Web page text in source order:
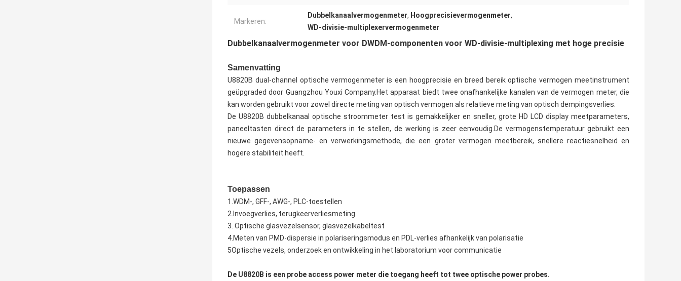
Markeren:
Dubbelkanaalvermogenmeter, Hoogprecisievermogenmeter,
WD-divisie-multiplexervermogenmeter
Dubbelkanaalvermogenmeter voor DWDM-componenten voor WD-divisie-multiplexing met hoge precisie
Samenvatting
U8820B dual-channel optische vermogenmeter is een hoogprecisie en breed bereik optische vermogen meetinstrument
geüpgraded door Guangzhou Youxi Company.Het apparaat biedt twee onafhankelijke kanalen van de vermogen meter, die
kan worden gebruikt voor zowel directe meting van optisch vermogen als relatieve meting van optisch dempingsverlies.
De U8820B dubbelkanaal optische stroommeter test is gemakkelijker en sneller, grote HD LCD display meetparameters,
paneeltasten direct de parameters in te stellen, de werking is zeer eenvoudig.De vermogenstemperatuur gebruikt een
nieuwe gegevensopname- en verwerkingsmethode, die een groter vermogen meetbereik, snellere reactiesnelheid en
hogere stabiliteit heeft.
Toepassen
1.WDM-, GFF-, AWG-, PLC-toestellen
2.Invoegverlies, terugkeerverliesmeting
3. Optische glasvezelsensor, glasvezelkabeltest
4.Meten van PMD-dispersie in polariseringsmodus en PDL-verlies afhankelijk van polarisatie
5Optische vezels, onderzoek en ontwikkeling in het laboratorium voor communicatie
De U8820B is een probe access power meter die toegang heeft tot twee optische power probes.